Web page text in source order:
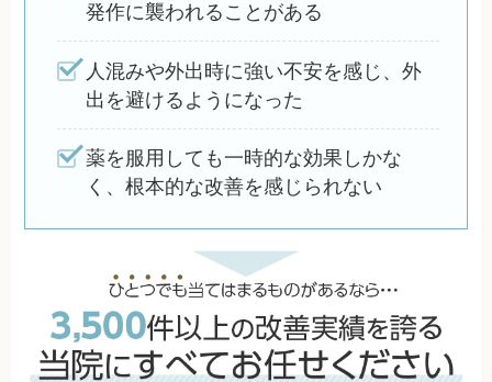
発作に襲われることがある
人混みや外出時に強い不安を感じ、外
出を避けるようになった
薬を服用しても一時的な効果しかな
く、根本的な改善を感じられない